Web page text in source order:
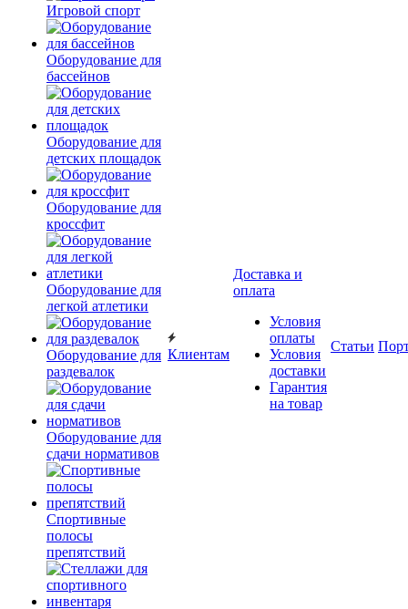
Игровой спорт
Оборудование для
бассейнов
Оборудование для
детских площадок
Оборудование для
кроссфит
Оборудование для
легкой атлетики
Оборудование для
раздевалок
Оборудование для
сдачи нормативов
Спортивные
полосы
препятствий
Клиентам
Доставка и
оплата
Условия
оплаты
Условия
доставки
Гарантия
на товар
Статьи